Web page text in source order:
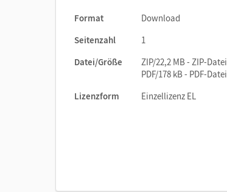
Format
Download
Seitenzahl
1
Datei/Größe
ZIP/22,2 MB - ZIP-Datei
PDF/178 kB - PDF-Datei
Lizenzform
Einzellizenz EL